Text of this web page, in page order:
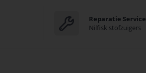
Reparatie Service
Nilfisk stofzuigers